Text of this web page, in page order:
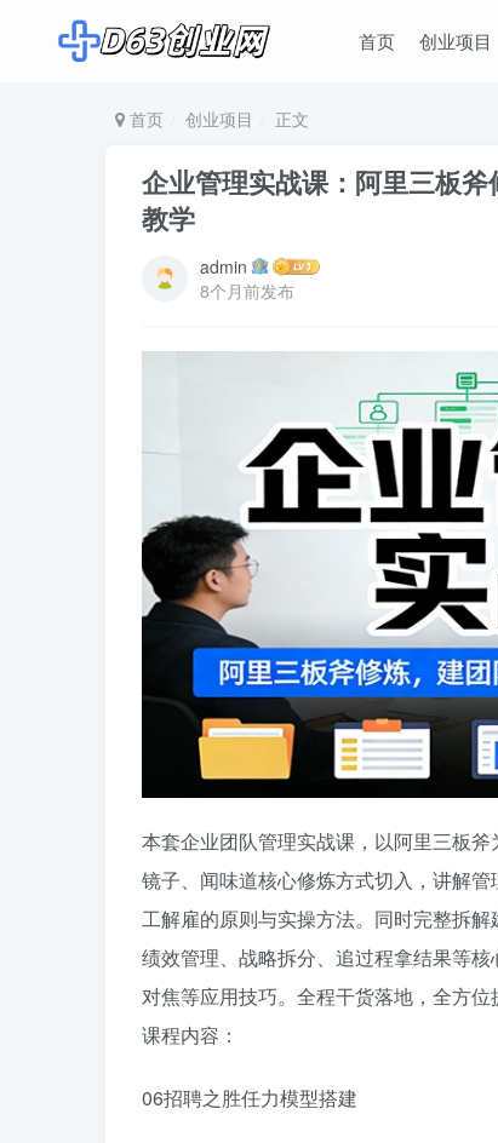
首页 创业项目
首页 创业项目 正文
企业管理实战课：阿里三板
教学
admin
8个月前发布
本套企业团队管理实战课，以阿里三板
镜子、闻味道核心修炼方式切入，讲解
工解雇的原则与实操方法。同时完整拆
绩效管理、战略拆分、追过程拿结果等
对焦等应用技巧。全程干货落地，全方位
课程内容：
06招聘之胜任力模型搭建